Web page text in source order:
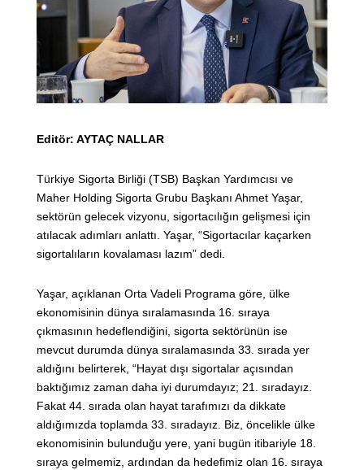
Editör: AYTAÇ NALLAR
Türkiye Sigorta Birliği (TSB) Başkan Yardımcısı ve
Maher Holding Sigorta Grubu Başkanı Ahmet Yaşar,
sektörün gelecek vizyonu, sigortacılığın gelişmesi için
atılacak adımları anlattı. Yaşar, “Sigortacılar kaçarken
sigortalıların kovalaması lazım” dedi.
Yaşar, açıklanan Orta Vadeli Programa göre, ülke
ekonomisinin dünya sıralamasında 16. sıraya
çıkmasının hedeflendiğini, sigorta sektörünün ise
mevcut durumda dünya sıralamasında 33. sırada yer
aldığını belirterek, “Hayat dışı sigortalar açısından
baktığımız zaman daha iyi durumdayız; 21. sıradayız.
Fakat 44. sırada olan hayat tarafımızı da dikkate
aldığımızda toplamda 33. sıradayız. Biz, öncelikle ülke
ekonomisinin bulunduğu yere, yani bugün itibariyle 18.
sıraya gelmemiz, ardından da hedefimiz olan 16. sıraya